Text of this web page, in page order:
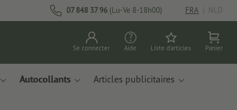
07 848 37 96 (Lu-Ve 8-18h00) FRA | NLD
Se connecter Aide Liste d'articles Panier
Autocollants Articles publicitaires